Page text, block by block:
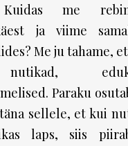
Kuidas me
ja viime
Me ju tahame,
nutikad,
Paraku
sellele, et kui
laps, siis